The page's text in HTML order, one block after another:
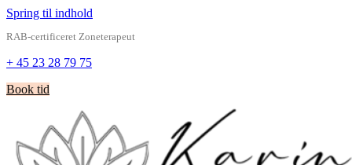
Spring til indhold
RAB-certificeret Zoneterapeut
+ 45 23 28 79 75
Book tid